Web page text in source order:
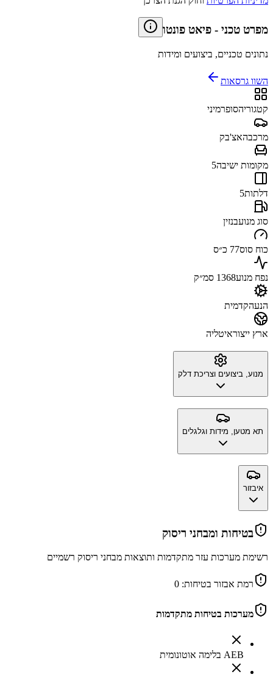
מפרט טכני - פיאט פונטו
נתונים טכניים, ביצועים ומידות
השוו גרסאות
קטגוריהסופרמיני
מרכבהאצ'בק
מקומות ישיבה5
דלתות5
סוג מנועבנזין
כוח סוס77 כ״ס
נפח מנוע1368 סמ״ק
הנעהקדמית
ארץ ייצוראיטליה
מנוע, ביצועים וצריכת דלק
תא מטען, מידות וגלגלים
איבזור
בטיחות ומבחני ריסוק
רשימת מערכות עזר מתקדמות ותוצאות מבחני ריסוק רשמיים
רמת אבזור בטיחות: 0
מערכות בטיחות מתקדמות
AEB בלימה אוטונומית